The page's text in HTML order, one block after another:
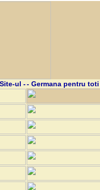
Site-ul -- Germana pentru toti